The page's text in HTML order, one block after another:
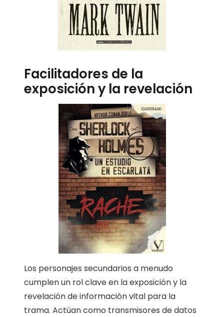
Facilitadores de la
exposición y la revelación
Los personajes secundarios a menudo
cumplen un rol clave en la exposición y la
revelación de información vital para la
trama. Actúan como transmisores de datos